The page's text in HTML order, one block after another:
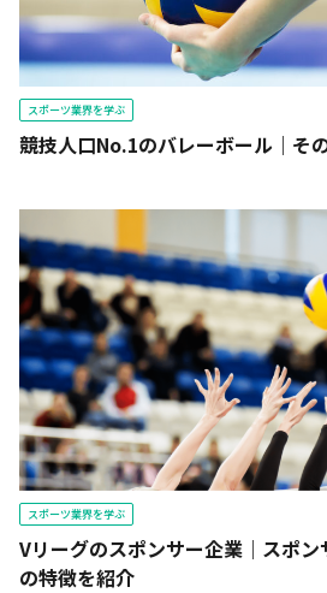
スポーツ業界を学ぶ
競技人口No.1のバレーボール｜そ
スポーツ業界を学ぶ
Vリーグのスポンサー企業｜スポ
の特徴を紹介